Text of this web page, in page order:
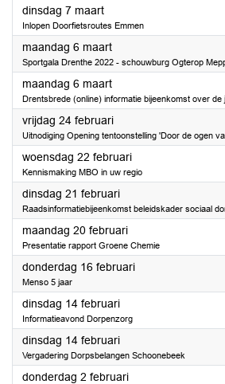
dinsdag 7 maart2023
Inlopen Doorfietsroutes Emmen
maandag 6 maart2023
Sportgala Drenthe 2022 - schouwburg Ogterop
maandag 6 maart2023
Drentsbrede (online) informatie bijeenkomst over de
vrijdag 24 februari2023
Uitnodiging Opening tentoonstelling 'Door de ogen
woensdag 22 februari2023
Kennismaking MBO in uw regio
dinsdag 21 februari2023
Raadsinformatiebijeenkomst beleidskader sociaal
maandag 20 februari2023
Presentatie rapport Groene Chemie
donderdag 16 februari2023
Menso 5 jaar
dinsdag 14 februari2023
Informatieavond Dorpenzorg
dinsdag 14 februari2023
Vergadering Dorpsbelangen Schoonebeek
donderdag 2 februari2023